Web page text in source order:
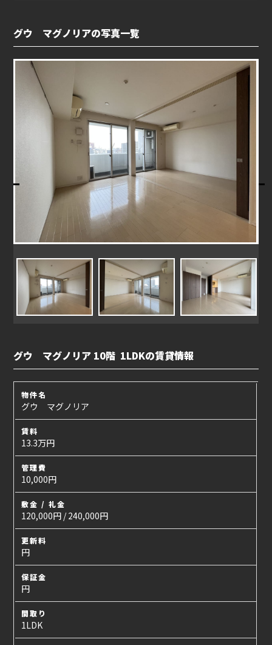
グウ マグノリアの写真一覧
グウ マグノリア 10階 1LDKの賃貸情報
物件名
グウ マグノリア
賃料
13.3万円
管理費
10,000円
敷金 / 礼金
120,000円 / 240,000円
更新料
円
保証金
円
間取り
1LDK